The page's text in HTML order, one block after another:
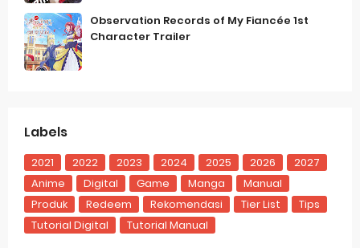
Observation Records of My Fiancée 1st
Character Trailer
Labels
2021 2022 2023 2024 2025 2026
2027
Anime
Digital Game Manga
Manual
Produk
Redeem Rekomendasi Tier List
Tips
Tutorial Digital
Tutorial Manual